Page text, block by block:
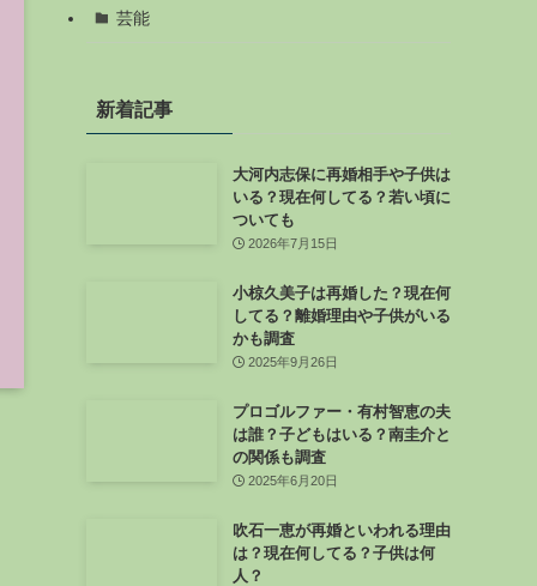
芸能
新着記事
大河内志保に再婚相手や子供は
いる？現在何してる？若い頃に
ついても
2026年7月15日
小椋久美子は再婚した？現在何
してる？離婚理由や子供がいる
かも調査
2025年9月26日
プロゴルファー・有村智恵の夫
は誰？子どもはいる？南圭介と
の関係も調査
2025年6月20日
吹石一恵が再婚といわれる理由
は？現在何してる？子供は何
人？